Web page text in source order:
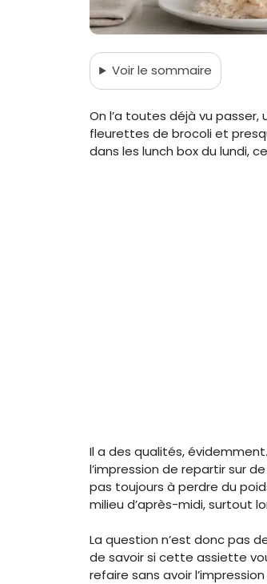
Voirle sommaire
On l’a toutes déjà vu
fleurettes de brocoli et
dans les lunch box du lundi,
Il a des qualités,
l’impression de repartir sur
pas toujours à perdre du
milieu d’après-midi, surtout
La question n’est donc pas
de savoir si cette assiette
refaire sans avoir